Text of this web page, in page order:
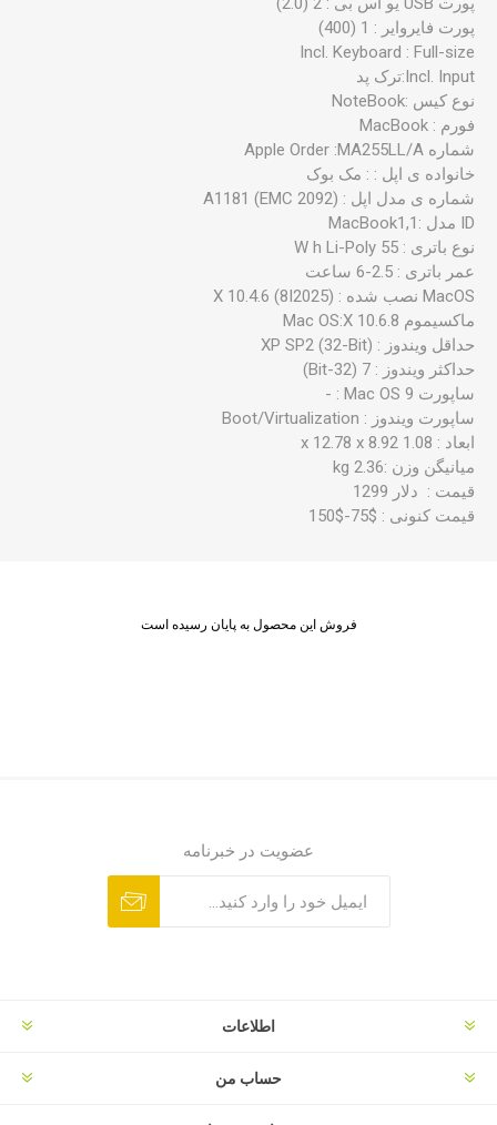
پورت فایروایر : 1 (400)
نوع کیس :NoteBook
فورم : MacBook
شماره Apple Order :MA255LL/A
خانواده ی اپل : : مک بوک
شماره ی مدل اپل : A1181 (EMC 2092)
نوع باتری : 55 W h Li-Poly
عمر باتری : 2.5-6 ساعت
ماکسیموم Mac OS:X 10.6.8
حداقل ویندوز : XP SP2 (32-Bit)
حداکثر ویندوز : 7 (32-Bit)
ساپورت Mac OS 9 : -
ساپورت ویندوز : Boot/Virtualization
ابعاد : 1.08 x 12.78 x 8.92
میانیگن وزن :2.36 kg
قیمت : دلار 1299
قیمت کنونی : $75-$150
فروش این محصول به پایان رسیده است
عضویت در خبرنامه
اطلاعات
حساب من